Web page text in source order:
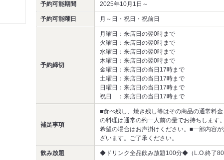
予約可能期間 2025年10月1日～
予約可能曜日 月～日・祝日・祝前日
予約締切
月曜日：来店日の翌0時まで
火曜日：来店日の翌0時まで
水曜日：来店日の翌0時まで
木曜日：来店日の翌0時まで
金曜日：来店日の当日17時まで
土曜日：来店日の当日17時まで
日曜日：来店日の当日17時まで
祝日 ：来店日の当日17時まで
補足事項
■食べ残し、焼き残し等はその商品の通常料
の料理は通常の約一人前の量でお持ちします
希望の場合はお声掛けください。■一部内容
ざいます。ご了承ください。
飲み放題 ◆ドリンク全品飲み放題100分◆（L.O.終了80